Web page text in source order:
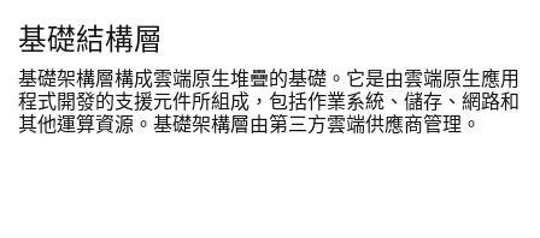
基礎結構層
基礎架構層構成雲端原生堆疊的基礎。它是由雲端原生應用
程式開發的支援元件所組成，包括作業系統、儲存、網路和
其他運算資源。基礎架構層由第三方雲端供應商管理。